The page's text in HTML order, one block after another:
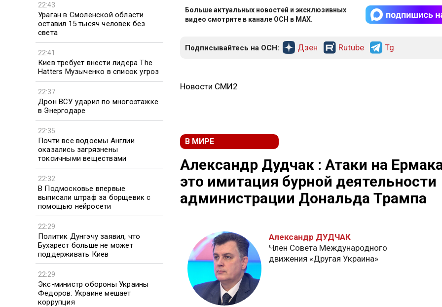
22:43
Ураган в Смоленской области
оставил 15 тысяч человек без
света
22:41
Киев требует внести лидера The
Hatters Музыченко в список угроз
22:37
Дрон ВСУ ударил по многоэтажке
в Энергодаре
22:35
Почти все водоемы Англии
оказались загрязнены
токсичными веществами
22:32
В Подмосковье впервые
выписали штраф за борщевик с
помощью нейросети
22:29
Политик Дунгэчу заявил, что
Бухарест больше не может
поддерживать Киев
22:29
Экс-министр обороны Украины
Федоров: Украине мешает
коррупция
Больше актуальных новостей и эксклюзивных
видео смотрите в канале ОСН в MAX.
Подписывайтесь на ОСН: Дзен Rutube Tg
Новости СМИ2
В МИРЕ
Александр Дудчак : Атаки на
это имитация бурной деятельности
администрации Дональда Трампа
Александр ДУДЧАК
Член Совета Международного
движения «Другая Украина»